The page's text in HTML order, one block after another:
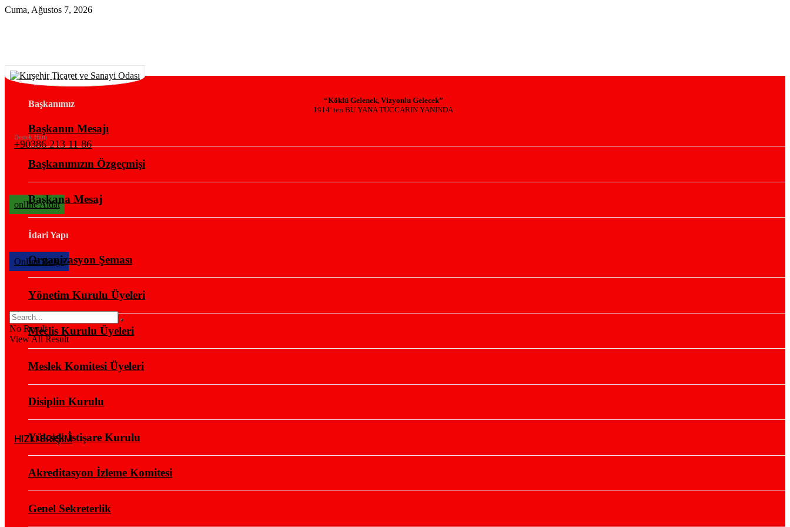
Cuma, Ağustos 7, 2026
“Köklü Gelenek, Vizyonlu Gelecek”
1914’ ten BU YANA TÜCCARIN YANINDA
Destek Hattı
+90386 213 11 86
onlIne Aidat
OnlIne Belge
No Result
View All Result
HIZLI ERİŞİM
KURUMSAL
Başkanımız
Başkanın Mesajı
Başkanımızın Özgeçmişi
Başkana Mesaj
İdari Yapı
Organizasyon Şeması
Yönetim Kurulu Üyeleri
Meclis Kurulu Üyeleri
Meslek Komitesi Üyeleri
Disiplin Kurulu
Yüksek İstişare Kurulu
Akreditasyon İzleme Komitesi
Genel Sekreterlik